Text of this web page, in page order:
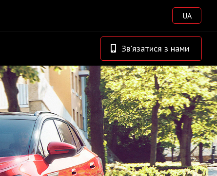
UA
Зв'язатися з нами